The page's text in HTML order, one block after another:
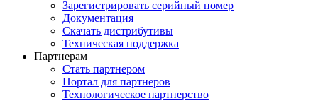
Зарегистрировать серийный номер
Документация
Скачать дистрибутивы
Техническая поддержка
Партнерам
Стать партнером
Портал для партнеров
Технологическое партнерство